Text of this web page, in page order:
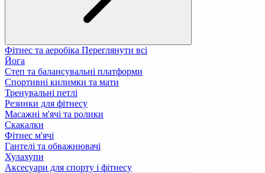
Фітнес та аеробіка Переглянути всі
Йога
Степ та балансувальні платформи
Спортивні килимки та мати
Тренувальні петлі
Резинки для фітнесу
Масажні м'ячі та ролики
Скакалки
Фітнес м'ячі
Гантелі та обважнювачі
Хулахупи
Аксесуари для спорту і фітнесу